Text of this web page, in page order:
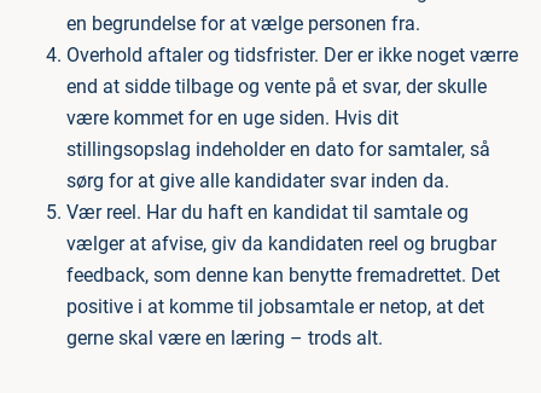
en begrundelse for at vælge personen fra.
Overhold aftaler og tidsfrister. Der er ikke noget værre
end at sidde tilbage og vente på et svar, der skulle
være kommet for en uge siden. Hvis dit
stillingsopslag indeholder en dato for samtaler, så
sørg for at give alle kandidater svar inden da.
Vær reel. Har du haft en kandidat til samtale og
vælger at afvise, giv da kandidaten reel og brugbar
feedback, som denne kan benytte fremadrettet. Det
positive i at komme til jobsamtale er netop, at det
gerne skal være en læring – trods alt.